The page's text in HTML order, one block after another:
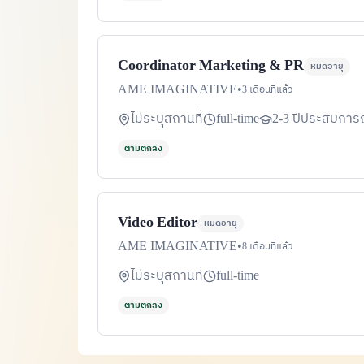
Coordinator Marketing & PR หมดอายุ
AME IMAGINATIVE•3 เดือนที่แล้ว
ไม่ระบุสถานที่ full-time 2-3 ปีประสบกา
ตามตกลง
Video Editor หมดอายุ
AME IMAGINATIVE•8 เดือนที่แล้ว
ไม่ระบุสถานที่ full-time
ตามตกลง